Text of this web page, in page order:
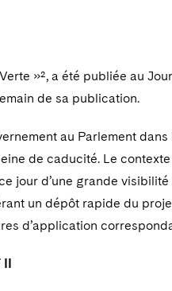
»², a été publiée au
de sa publication.
au Parlement
de caducité. Le
jour d’une grande
un dépôt rapide du
d’application
II